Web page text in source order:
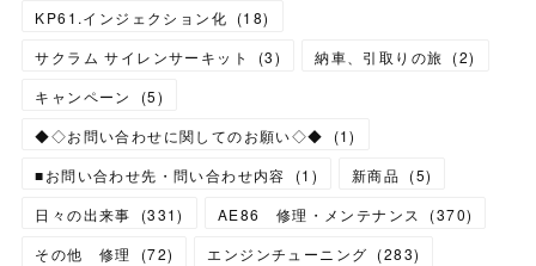
KP61.インジェクション化 (18)
サクラム サイレンサーキット
(3) 納車、引取りの旅 (2)
キャンペーン
(5)
◆◇お問い合わせに関してのお願い◇◆
(1)
■お問い合わせ先・問い合わせ内容
(1 ) 新商品 (5)
日々の出来事
(331) AE86 修理・メンテナンス (370)
その他 修理
(72) エンジンチューニング (283)